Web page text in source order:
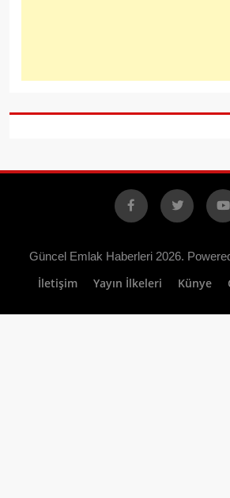
Facebook
X
Güncel Emlak Haberleri 2026.
İletişim Yayın İlkeleri Künye